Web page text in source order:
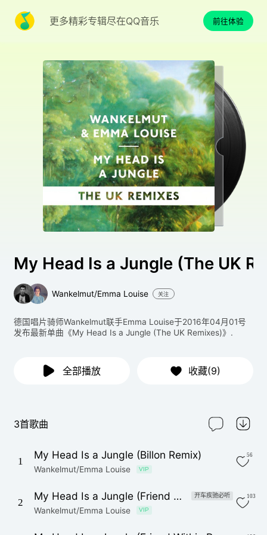
更多精彩专辑尽在QQ音乐 前往体验
My Head Is a Jungle (The UK
Wankelmut/Emma Louise 关注
德国唱片骑师Wankelmut联手Emma Louise于2016年04月01号
发布最新单曲《My Head Is a Jungle (The UK Remixes)》.
全部播放 收藏(9)
3首歌曲
1
My Head Is a Jungle (Billon Remix)
Wankelmut/Emma Louise VIP
56
2
My Head Is a Jungle (Friend Within Dub) 开车疾驰必听
Wankelmut/Emma Louise VIP
103